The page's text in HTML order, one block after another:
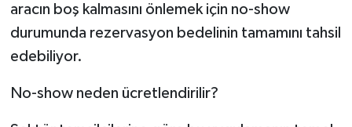
aracın boş kalmasını önlemek için no-show
durumunda rezervasyon bedelinin tamamını tahsil
edebiliyor.
No-show neden ücretlendirilir?